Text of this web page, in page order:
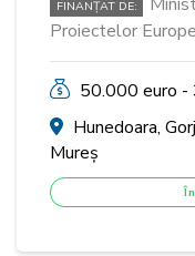
FINANȚAT DE:
Proiectelor
50.000 euro
Hunedoara,
Mureș